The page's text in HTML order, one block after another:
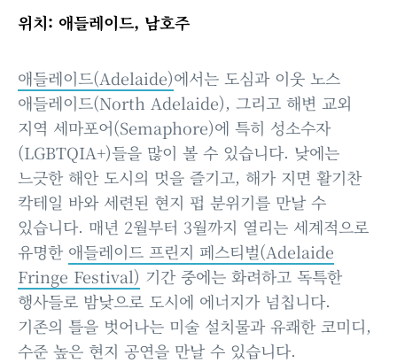
위치: 애들레이드, 남호주
애들레이드(Adelaide)에서는 도심과 이웃 노스
애들레이드(North Adelaide), 그리고 해변 교외
지역 세마포어(Semaphore)에 특히 성소수자
(LGBTQIA+)들을 많이 볼 수 있습니다. 낮에는
느긋한 해안 도시의 멋을 즐기고, 해가 지면 활기찬
칵테일 바와 세련된 현지 펍 분위기를 만날 수
있습니다. 매년 2월부터 3월까지 열리는 세계적으로
유명한 애들레이드 프린지 페스티벌(Adelaide
Fringe Festival) 기간 중에는 화려하고 독특한
행사들로 밤낮으로 도시에 에너지가 넘칩니다.
기존의 틀을 벗어나는 미술 설치물과 유쾌한 코미디,
수준 높은 현지 공연을 만날 수 있습니다.